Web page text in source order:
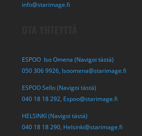
info@starimage.fi
ESPOO Iso Omena (Navigoi tästä)
050 306 9926, Isoomena@starimage.fi
ESPOO Sello (Navigoi tästä)
040 18 18 292, Espoo@starimage.fi
HELSINKI (Navigoi tästä)
040 18 18 290, Helsinki@starimage.fi